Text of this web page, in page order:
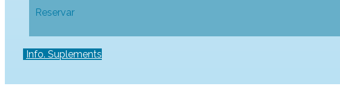
Reservar
Info. Suplements